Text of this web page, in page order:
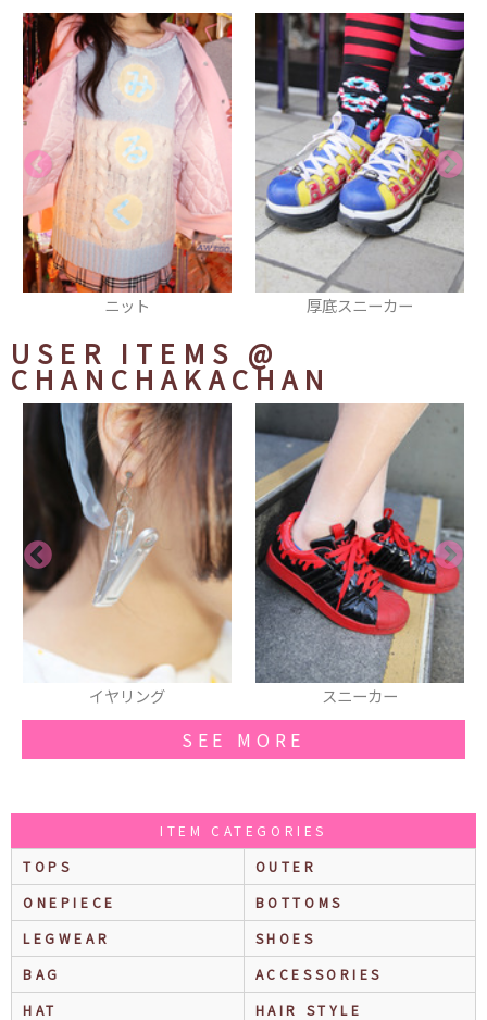
厚底スニーカー ブレスレット
USER ITEMS @
CHANCHAKACHAN
スニーカー リュック
SEE MORE
ITEM CATEGORIES
TOPS
OUTER
ONEPIECE
BOTTOMS
LEGWEAR
SHOES
BAG
ACCESSORIES
HAT
HAIR STYLE